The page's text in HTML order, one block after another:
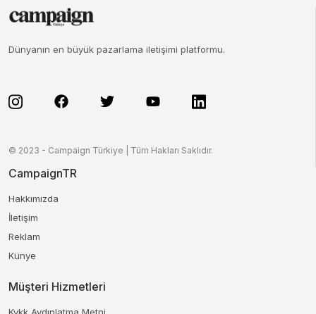
Dünyanın en büyük pazarlama iletişimi platformu.
© 2023 - Campaign Türkiye | Tüm Hakları Saklıdır.
CampaignTR
Hakkımızda
İletişim
Reklam
Künye
Müşteri Hizmetleri
Kvkk Aydınlatma Metni